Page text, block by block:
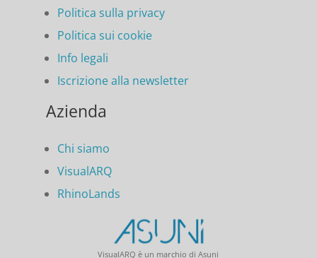
Politica sulla privacy
Politica sui cookie
Info legali
Iscrizione alla newsletter
Azienda
Chi siamo
VisualARQ
RhinoLands
VisualARQ è un marchio di Asuni